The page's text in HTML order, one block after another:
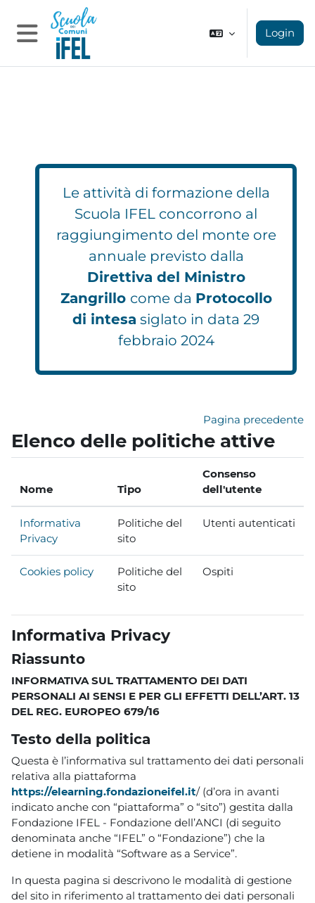
Vai al contenuto principale
Pannello laterale
Login
Le attività di formazione della
Scuola IFEL concorrono al
raggiungimento del monte ore
annuale previsto dalla
Direttiva del Ministro
Zangrillo come da Protocollo
di intesa siglato in data 29
febbraio 2024
Pagina precedente
Elenco delle politiche attive
Nome Tipo
Consenso
dell'utente
Informativa
Privacy
Politiche del
sito
Utenti autenticati
Cookies policy
Politiche del
sito
Ospiti
Informativa Privacy
Riassunto
INFORMATIVA SUL TRATTAMENTO DEI DATI
PERSONALI AI SENSI E PER GLI EFFETTI DELL’ART. 13
DEL REG. EUROPEO 679/16
Testo della politica
Questa è l’informativa sul trattamento dei dati personali
relativa alla piattaforma
https://elearning.fondazioneifel.it/ (d’ora in avanti
indicato anche con “piattaforma” o “sito”) gestita dalla
Fondazione IFEL - Fondazione dell’ANCI (di seguito
denominata anche “IFEL” o “Fondazione”) che la
detiene in modalità “Software as a Service”.
In questa pagina si descrivono le modalità di gestione
del sito in riferimento al trattamento dei dati personali